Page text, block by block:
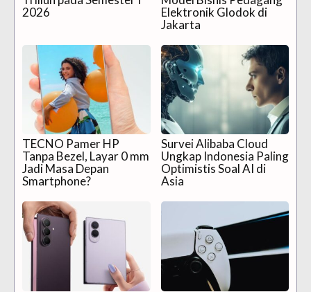
2026
Elektronik Glodok di
Jakarta
TECNO Pamer HP
Tanpa Bezel, Layar 0 mm
Jadi Masa Depan
Smartphone?
Survei Alibaba Cloud
Ungkap Indonesia Paling
Optimistis Soal AI di
Asia